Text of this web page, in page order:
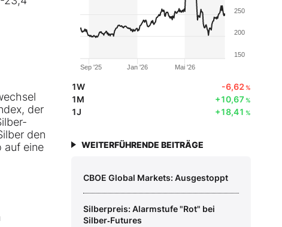
der
den
auf eine
Jan '26
Sep '25 Mai '26
150
200
250
1W -6,62%
1M +10,67 %
1J +18,41 %
WEITERFÜHRENDE BEITRÄGE
CBOE Global Markets: Ausgestoppt
Silberpreis: Alarmstufe "Rot" bei
Silber‑Futures